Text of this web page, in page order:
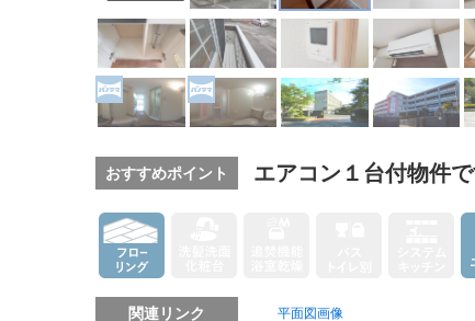
おすすめポイント エアコン１台付物件
関連リンク 平面図画像